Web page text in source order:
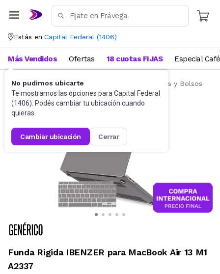
Estás en Capital Federal (1406)
No pudimos ubicarte
Te mostramos las opciones para Capital Federal
(1406). Podés cambiar tu ubicación cuando
quieras.
cambiar ubicación cerrar
Más Vendidos Ofertas 18 cuotas FIJAS Especial Café
Accesorios de Informática Fundas, Estuches y Bolsos
Funda Rigida IBENZER para MacBook Air 13 M1
A2337